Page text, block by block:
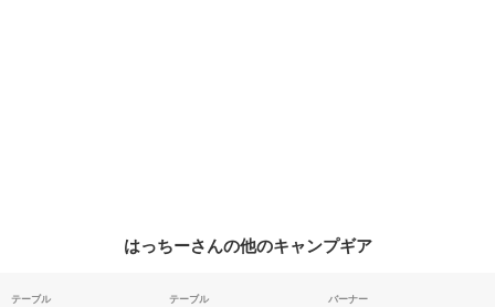
はっちーさんの他のキャンプギア
テーブル テーブル バーナー